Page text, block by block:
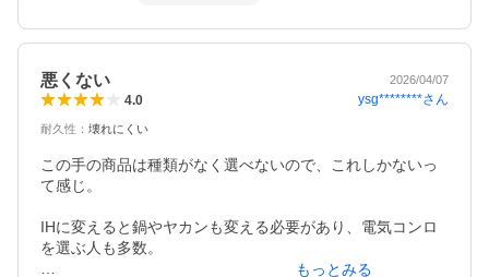
悪くない 2026/04/07
4.0 ysg********さん
耐久性 ： 壊れにくい
この手の商品は種類がなく選べないので、これしかないっ
て感じ。
IHに変えると鍋やヤカンも変える必要があり、電気コンロ
を選ぶ人も多数。
もっとみる